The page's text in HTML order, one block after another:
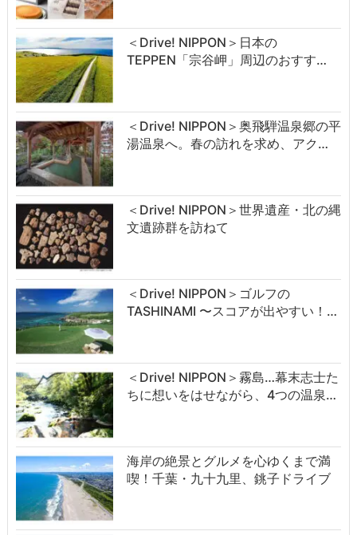
＜Drive! NIPPON＞日本の
TEPPEN「宗谷岬」周辺のおすす…
＜Drive! NIPPON＞奥飛騨温泉郷の平
湯温泉へ。春の訪れを求め、アク…
＜Drive! NIPPON＞世界遺産・北の縄
文遺跡群を訪ねて
＜Drive! NIPPON＞ゴルフの
TASHINAMI 〜スコアが出やすい！…
＜Drive! NIPPON＞霧島…幕末志士た
ちに想いをはせながら、4つの温泉…
海岸の絶景とグルメを心ゆくまで満
喫！千葉・九十九里、銚子ドライブ